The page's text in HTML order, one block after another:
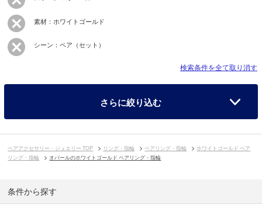
素材：ホワイトゴールド
シーン：ペア（セット）
検索条件を全て取り消す
さらに絞り込む
ペアアクセサリー・ジュエリー TOP リング・指輪 ペアリング・指輪
ホワイトゴールド ペア
リング・指輪
オパールのホワイトゴールド ペアリング・指輪
条件から探す